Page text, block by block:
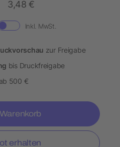
3,48 €
Inkl. MwSt.
zur Freigabe
bis Druckfreigabe
ab 500 €
erhalten